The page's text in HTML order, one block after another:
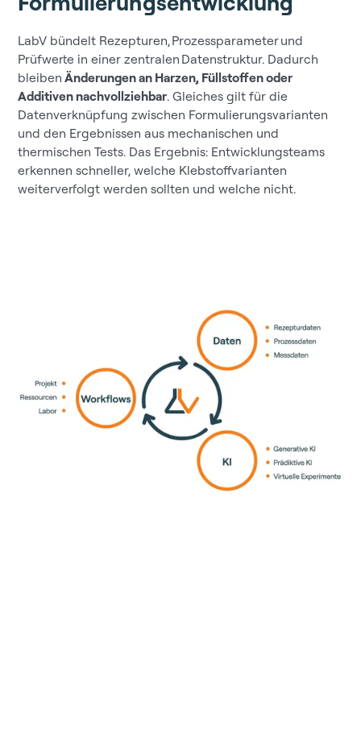
LabV bündelt Rezepturen, Prozessparameter und
Prüfwerte in einer zentralen Datenstruktur. Dadurch
bleiben Änderungen an Harzen, Füllstoffen oder
Additiven nachvollziehbar. Gleiches gilt für die
Datenverknüpfung zwischen Formulierungsvarianten
und den Ergebnissen aus mechanischen und
thermischen Tests. Das Ergebnis: Entwicklungsteams
erkennen schneller, welche Klebstoffvarianten
weiterverfolgt werden sollten und welche nicht.